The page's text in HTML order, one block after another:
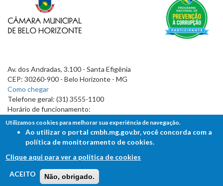
Av. dos Andradas, 3.100 - Santa Efigênia
CEP: 30260-900 - Belo Horizonte - MG
Como chegar
Telefone geral: (31) 3555-1100
Horário de funcionamento:
7h às 19h
FALE COM A CÂMARA
Ouvidoria - Lei de Acesso à Informação
Utilizamos cookies para melhorar sua experiência de navegação.
Ao utilizar o portal cmbh.mg.gov.br, você concorda com a
política de monitoramento de cookies.
Clique aqui para ver a política de cookies
ACEITO
Não, obrigado.